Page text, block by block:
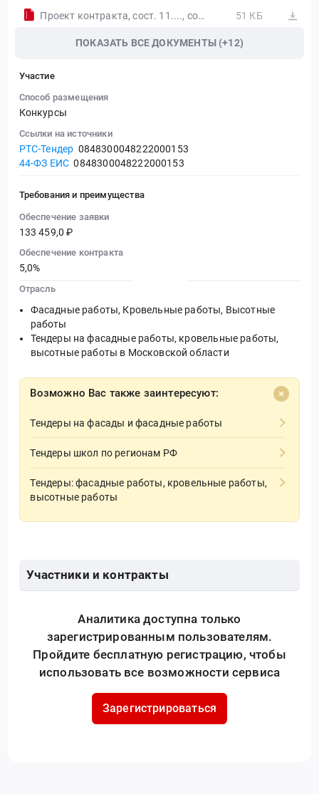
Проект контракта, сост. 11...., сост. 11.04.2022.zip
51 КБ
ПОКАЗАТЬ ВСЕ ДОКУМЕНТЫ (+12)
Участие
Способ размещения
Конкурсы
Ссылки на источники
РТС-Тендер 0848300048222000153
44-ФЗ ЕИС 0848300048222000153
Требования и преимущества
Обеспечение заявки
133 459,0 ₽
Обеспечение контракта
5,0%
Отрасль
Фасадные работы, Кровельные работы, Высотные
работы
Тендеры на фасадные работы, кровельные работы,
высотные работы в Московской области
Возможно Вас также заинтересуют:
Тендеры на фасады и фасадные работы
Тендеры школ по регионам РФ
Тендеры: фасадные работы, кровельные работы,
высотные работы
Участники и контракты
Аналитика доступна только
зарегистрированным пользователям.
Пройдите бесплатную регистрацию, чтобы
использовать все возможности сервиса
Зарегистрироваться